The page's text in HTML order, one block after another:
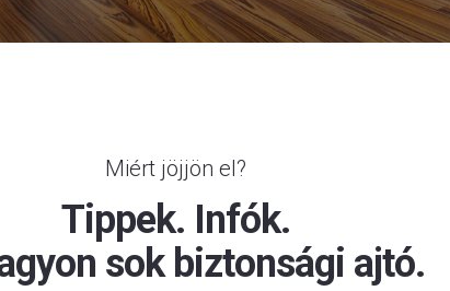
Miért jöjjön el?
Tippek. Infók.
sok biztonsági ajtó.